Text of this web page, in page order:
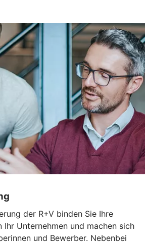
der R+V binden Sie Ihre
Ihr Unternehmen und machen sich
und Bewerber. Nebenbei